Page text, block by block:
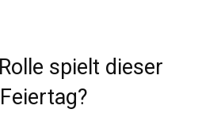
spielt dieser
Feiertag?